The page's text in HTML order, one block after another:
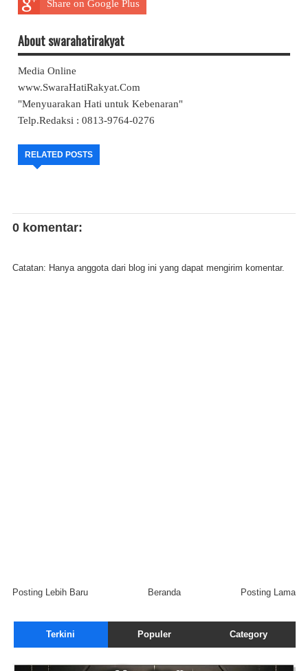
Share on Google Plus
About swarahatirakyat
Media Online
www.SwaraHatiRakyat.Com
"Menyuarakan Hati untuk Kebenaran"
Telp.Redaksi : 0813-9764-0276
RELATED POSTS
0 komentar:
Catatan: Hanya anggota dari blog ini yang dapat mengirim komentar.
Posting Lebih Baru Posting Lama
Beranda
Terkini Populer Category